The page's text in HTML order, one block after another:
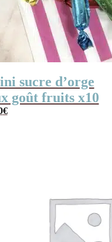
sucre d’orge
goût fruits x10
€